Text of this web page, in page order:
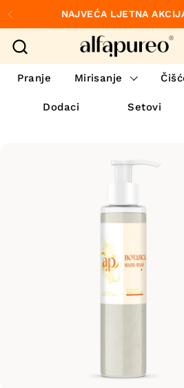
Preskoči na sadržaj
Prethodno
NAJVEĆA LJETNA
Pranje Mirisanje
Dodaci Setovi